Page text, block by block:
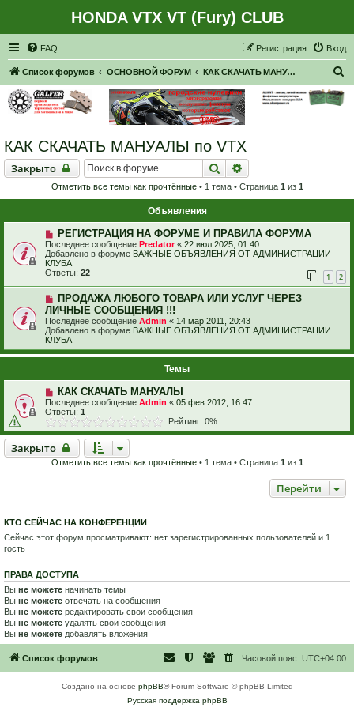
HONDA VTX VT (Fury) CLUB
FAQ Вход
Регистрация
Список форумов ОСНОВНОЙ ФОРУМ КАК СКАЧАТЬ МАНУАЛЫ по VTX
КАК СКАЧАТЬ МАНУАЛЫ по VTX
Закрыто
Закрыто Поиск
Отметить все темы как прочтённые• 1 тема • Страница 1 из 1
Объявления
РЕГИСТРАЦИЯ НА ФОРУМЕ И ПРАВИЛА ФОРУМА
Последнее сообщение Predator« 22 июл 2025, 01:40
Добавлено в форуме ВАЖНЫЕ ОБЪЯВЛЕНИЯ ОТ АДМИНИСТРАЦИИ
КЛУБА
Ответы: 22 1 2
ПРОДАЖА ЛЮБОГО ТОВАРА ИЛИ УСЛУГ ЧЕРЕЗ
ЛИЧНЫЕ СООБЩЕНИЯ !!!
Последнее сообщение Admin « 14 мар 2011, 20:43
Добавлено в форуме ВАЖНЫЕ ОБЪЯВЛЕНИЯ ОТ АДМИНИСТРАЦИИ
КЛУБА
Темы
КАК СКАЧАТЬ МАНУАЛЫ
Последнее сообщение Admin « 05 фев 2012, 16:47
Ответы: 1
Рейтинг: 0%
Закрыто
Закрыто
Отметить все темы как прочтённые• 1 тема • Страница 1из 1
Перейти
КТО СЕЙЧАС НА КОНФЕРЕНЦИИ
Сейчас этот форум просматривают: нет зарегистрированных пользователей и 1
гость
ПРАВА ДОСТУПА
Вы не можете начинать темы
Вы не можете отвечать на сообщения
Вы не можете редактировать свои сообщения
Вы не можете удалять свои сообщения
Вы не можете добавлять вложения
Список форумов Часовой пояс: UTC+04:00
Создано на основе phpBB® Forum Software © phpBB Limited
Русская поддержка phpBB